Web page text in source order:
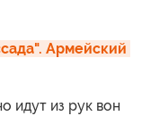
Армейский
идут из рук вон